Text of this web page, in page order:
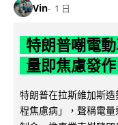
Vin 1 日
特朗普嘲電
量即焦慮發
特朗普在拉斯維加斯
程焦慮病」，聲稱電